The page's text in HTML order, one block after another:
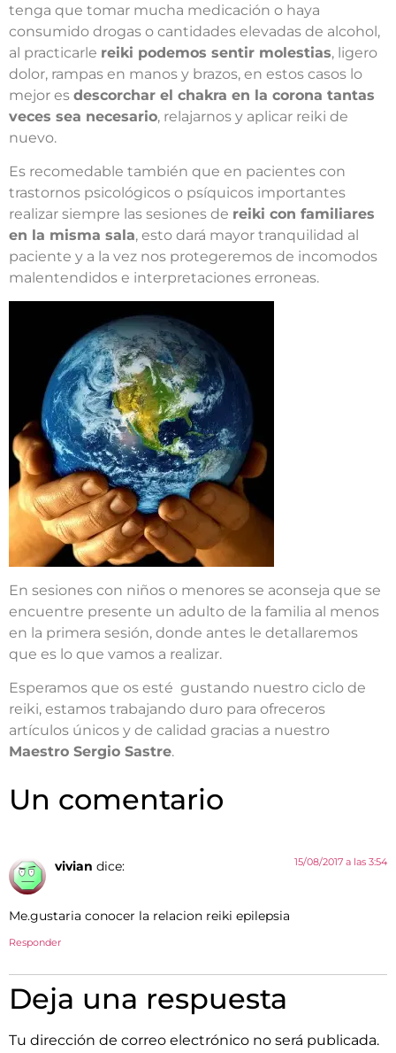
tenga que tomar mucha medicación o haya
consumido drogas o cantidades elevadas de alcohol,
al practicarle reiki podemos sentir molestias, ligero
dolor, rampas en manos y brazos, en estos casos lo
mejor es descorchar el chakra en la corona tantas
veces sea necesario, relajarnos y aplicar reiki de
nuevo.
Es recomedable también que en pacientes con
trastornos psicológicos o psíquicos importantes
realizar siempre las sesiones de reiki con familiares
en la misma sala, esto dará mayor tranquilidad al
paciente y a la vez nos protegeremos de incomodos
malentendidos e interpretaciones erroneas.
En sesiones con niños o menores se aconseja que se
encuentre presente un adulto de la familia al menos
en la primera sesión, donde antes le detallaremos
que es lo que vamos a realizar.
Esperamos que os esté gustando nuestro ciclo de
reiki, estamos trabajando duro para ofreceros
artículos únicos y de calidad gracias a nuestro
Maestro Sergio Sastre.
Un comentario
vivian dice: 15/08/2017 a las 3:54
Me.gustaria conocer la relacion reiki epilepsia
Responder
Deja una respuesta
Tu dirección de correo electrónico no será publicada.